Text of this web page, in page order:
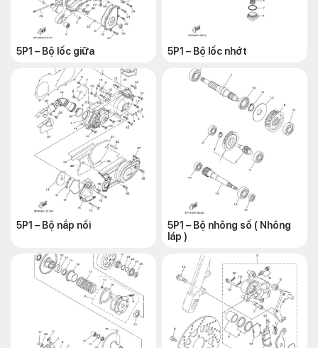
5P1 – Bộ lốc giữa 5P1 – Bộ lốc nhớt
5P1 – Bộ nắp nồi
5P1 – Bộ nhông số ( Nhông
láp )